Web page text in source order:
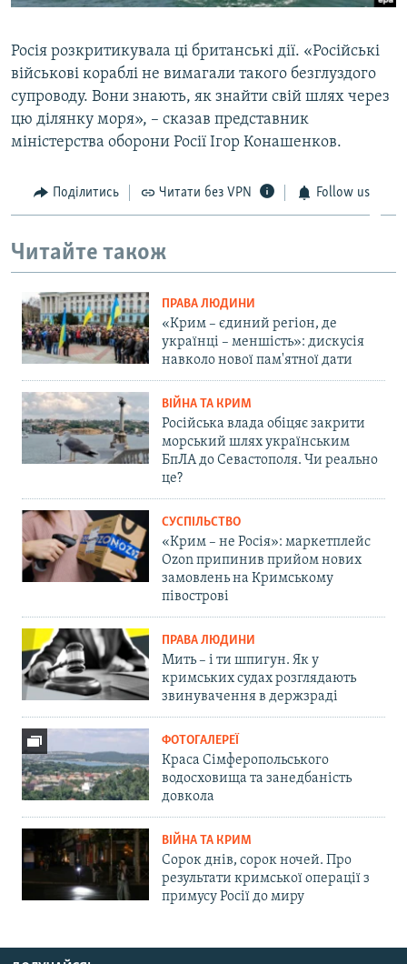
Росія розкритикувала ці британські дії. «Російські
військові кораблі не вимагали такого безглуздого
супроводу. Вони знають, як знайти свій шлях через
цю ділянку моря», – сказав представник
міністерства оборони Росії Ігор Конашенков.
Поділитись Читати без VPN Follow us
Читайте також
ПРАВА ЛЮДИНИ
«Крим – єдиний регіон, де
українці – меншість»: дискусія
навколо нової пам'ятної дати
ВІЙНА ТА КРИМ
Російська влада обіцяє закрити
морський шлях українським
БпЛА до Севастополя. Чи реально
це?
СУСПІЛЬСТВО
«Крим – не Росія»: маркетплейс
Ozon припинив прийом нових
замовлень на Кримському
півострові
ПРАВА ЛЮДИНИ
Мить – і ти шпигун. Як у
кримських судах розглядають
звинувачення в держзраді
ФОТОГАЛЕРЕЇ
Краса Сімферопольського
водосховища та занедбаність
довкола
ВІЙНА ТА КРИМ
Сорок днів, сорок ночей. Про
результати кримської операції з
примусу Росії до миру